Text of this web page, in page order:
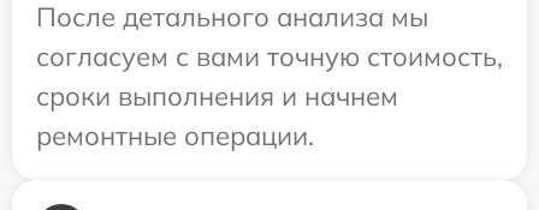
После детального анализа мы
согласуем с вами точную стоимость,
сроки выполнения и начнем
ремонтные операции.